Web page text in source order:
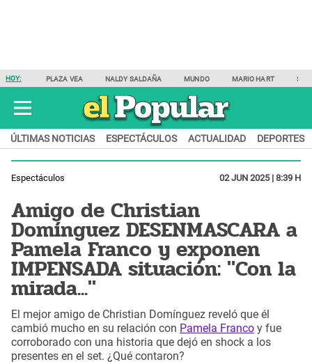
HOY: PLAZA VEA NALDY SALDAÑA MUNDO MARIO HART
ÚLTIMAS NOTICIAS ESPECTÁCULOS ACTUALIDAD DEPORTES
Espectáculos 02 JUN 2025 | 8:39 H
Amigo de Christian
Domínguez DESENMASCARA a
Pamela Franco y exponen
IMPENSADA situación: "Con la
mirada..."
El mejor amigo de Christian Domínguez reveló que él
cambió mucho en su relación con Pamela Franco y fue
corroborado con una historia que dejó en shock a los
presentes en el set. ¿Qué contaron?